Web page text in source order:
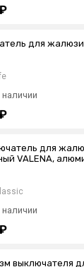
для жалюзи
для
VALENA,
выключателя